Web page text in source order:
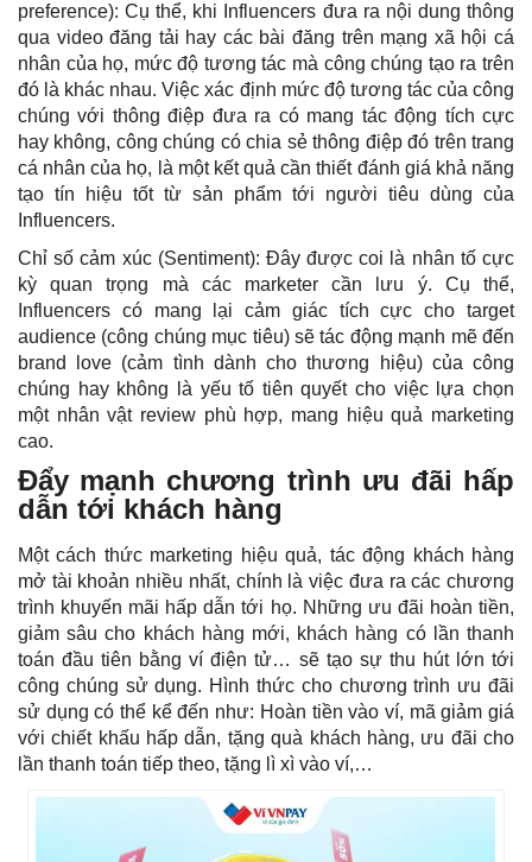
preference): Cụ thể, khi Influencers đưa ra nội dung thông
qua video đăng tải hay các bài đăng trên mạng xã hội cá
nhân của họ, mức độ tương tác mà công chúng tạo ra trên
đó là khác nhau. Việc xác định mức độ tương tác của công
chúng với thông điệp đưa ra có mang tác động tích cực
hay không, công chúng có chia sẻ thông điệp đó trên trang
cá nhân của họ, là một kết quả cần thiết đánh giá khả năng
tạo tín hiệu tốt từ sản phẩm tới người tiêu dùng của
Influencers.
Chỉ số cảm xúc (Sentiment): Đây được coi là nhân tố cực
kỳ quan trọng mà các marketer cần lưu ý. Cụ thể,
Influencers có mang lại cảm giác tích cực cho target
audience (công chúng mục tiêu) sẽ tác động mạnh mẽ đến
brand love (cảm tình dành cho thương hiệu) của công
chúng hay không là yếu tố tiên quyết cho việc lựa chọn
một nhân vật review phù hợp, mang hiệu quả marketing
cao.
Đẩy mạnh chương trình ưu đãi hấp
dẫn tới khách hàng
Một cách thức marketing hiệu quả, tác động khách hàng
mở tài khoản nhiều nhất, chính là việc đưa ra các chương
trình khuyến mãi hấp dẫn tới họ. Những ưu đãi hoàn tiền,
giảm sâu cho khách hàng mới, khách hàng có lần thanh
toán đầu tiên bằng ví điện tử… sẽ tạo sự thu hút lớn tới
công chúng sử dụng. Hình thức cho chương trình ưu đãi
sử dụng có thể kể đến như: Hoàn tiền vào ví, mã giảm giá
vớichiết khấu hấp dẫn, tặng quà khách hàng, ưu đãi cho
lần thanh toán tiếp theo, tặng lì xì vào ví,…